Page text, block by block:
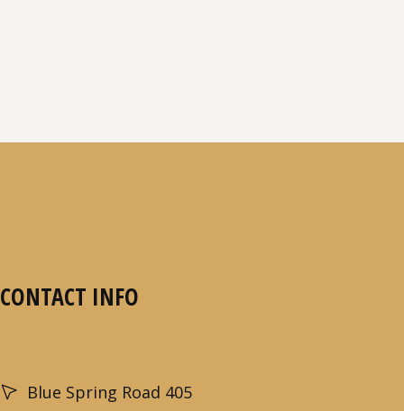
CONTACT INFO
Blue Spring Road 405